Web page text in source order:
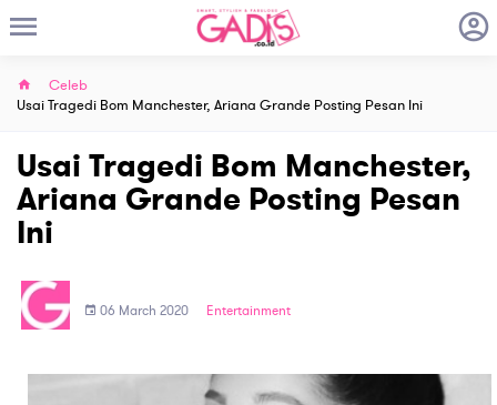
Celeb
Usai Tragedi Bom Manchester, Ariana Grande Posting Pesan Ini
Usai Tragedi Bom Manchester,
Ariana Grande Posting Pesan
Ini
06 March 2020 Entertainment